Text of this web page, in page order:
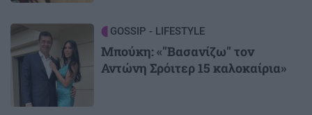
Image GOSSIP - LIFESTYLE
Μπούκη: «"Βασανίζω" τον
Αντώνη Σρόιτερ 15 καλοκαίρια»